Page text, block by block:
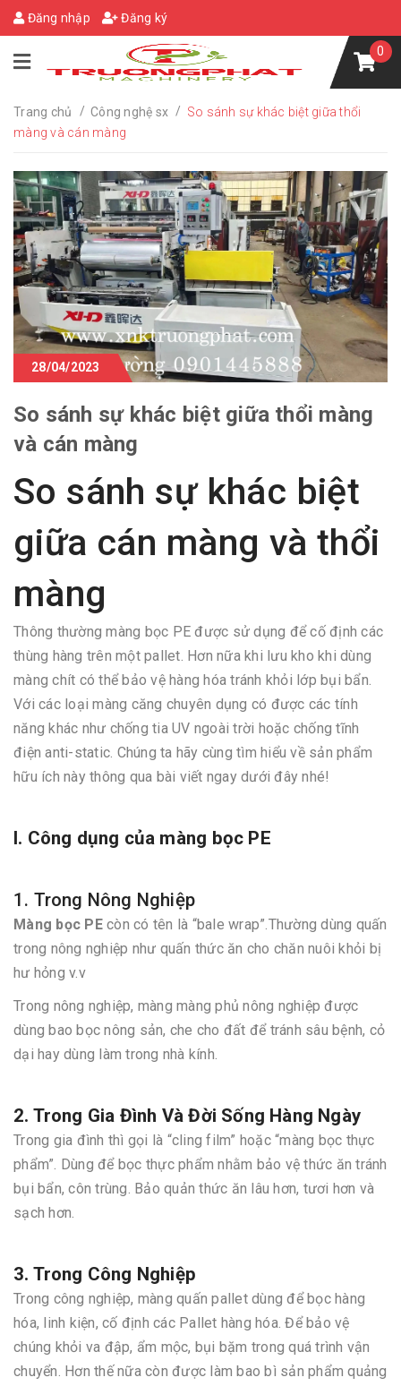
Đăng nhập Đăng ký
0
Trang chủ / Công nghệ sx / So sánh sự khác biệt giữa thổi
màng và cán màng
28/04/2023
So sánh sự khác biệt giữa thổi màng
và cán màng
So sánh sự khác biệt
giữa cán màng và thổi
màng
Thông thường màng bọc PE được sử dụng để cố định các
thùng hàng trên một pallet. Hơn nữa khi lưu kho khi dùng
màng chít có thể bảo vệ hàng hóa tránh khỏi lớp bụi bẩn.
Với các loại màng căng chuyên dụng có được các tính
năng khác như chống tia UV ngoài trời hoặc chống tĩnh
điện anti-static. Chúng ta hãy cùng tìm hiểu về sản phẩm
hữu ích này thông qua bài viết ngay dưới đây nhé!
I. Công dụng của màng bọc PE
1. Trong Nông Nghiệp
Màng bọc PE còn có tên là “bale wrap”.Thường dùng quấn
trong nông nghiệp như quấn thức ăn cho chăn nuôi khỏi bị
hư hỏng v.v
Trong nông nghiệp, màng màng phủ nông nghiệp được
dùng bao bọc nông sản, che cho đất để tránh sâu bệnh, cỏ
dại hay dùng làm trong nhà kính.
2. Trong Gia Đình Và Đời Sống Hàng Ngày
Trong gia đình thì gọi là “cling film” hoặc “màng bọc thực
phẩm”. Dùng để bọc thực phẩm nhằm bảo vệ thức ăn tránh
bụi bẩn, côn trùng. Bảo quản thức ăn lâu hơn, tươi hơn và
sạch hơn.
3. Trong Công Nghiệp
Trong công nghiệp, màng quấn pallet dùng để bọc hàng
hóa, linh kiện, cố định các Pallet hàng hóa. Để bảo vệ
chúng khỏi va đập, ẩm mộc, bụi bặm trong quá trình vận
chuyển. Hơn thế nữa còn được làm bao bì sản phẩm quảng